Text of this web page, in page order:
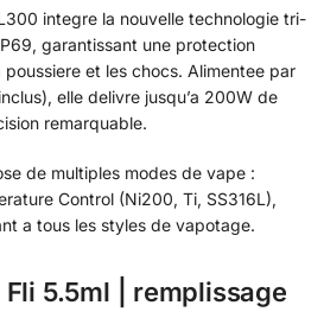
integre la nouvelle technologie tri-
garantissant une protection
poussiere et les chocs. Alimentee par
elle delivre jusqu’a 200W de
remarquable.
de multiples modes de vape :
Control (Ni200, Ti, SS316L),
a tous les styles de vapotage.
5.5ml | remplissage